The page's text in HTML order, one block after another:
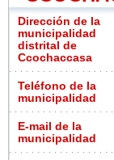
Dirección de la
municipalidad
distrital de
Ccochaccasa
Teléfono de la
municipalidad
E-mail de la
municipalidad